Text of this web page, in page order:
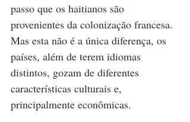
passo que os haitianos são
provenientes da colonização francesa.
Mas esta não é a única diferença, os
países, além de terem idiomas
distintos, gozam de diferentes
características culturais e,
principalmente econômicas.